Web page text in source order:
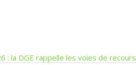
: la DGE rappelle les voies de recours